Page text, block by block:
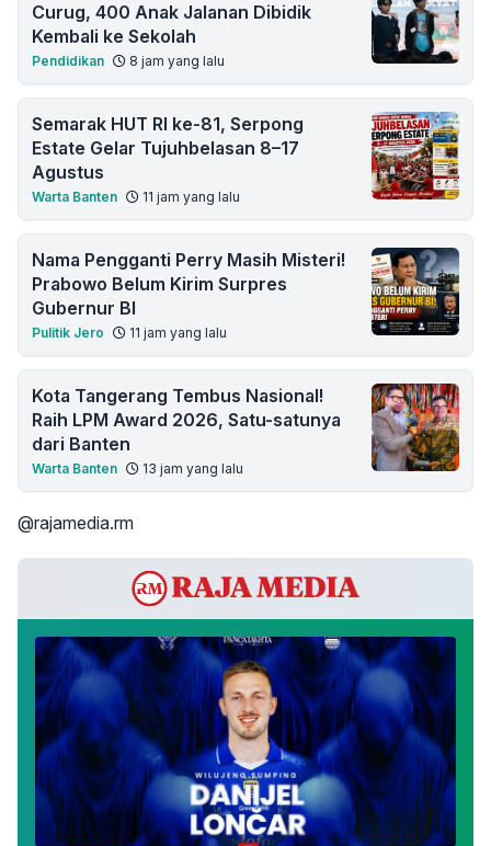
Curug, 400 Anak Jalanan Dibidik
Kembali ke Sekolah
Pendidikan 8 jam yang lalu
Semarak HUT RI ke-81, Serpong
Estate Gelar Tujuhbelasan 8–17
Agustus
Warta Banten 11 jam yang lalu
Nama Pengganti Perry Masih Misteri!
Prabowo Belum Kirim Surpres
Gubernur BI
Pulitik Jero 11 jam yang lalu
Kota Tangerang Tembus Nasional!
Raih LPM Award 2026, Satu-satunya
dari Banten
Warta Banten 13 jam yang lalu
@rajamedia.rm